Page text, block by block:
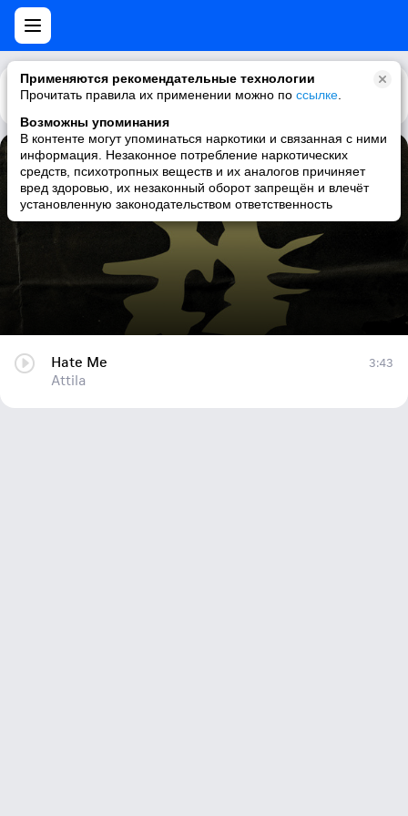
Применяются рекомендательные технологии
Прочитать правила их применении можно по ссылке
Возможны упоминания
В контенте могут упоминаться наркотики и связанная с ними
информация. Незаконное потребление наркотических
средств, психотропных веществ и их аналогов причиняет
вред здоровью, их незаконный оборот запрещён и влечёт
установленную законодательством ответственность
Каталог Рекомендации
Hate Me
Attila
Hate Me
Attila
3:43